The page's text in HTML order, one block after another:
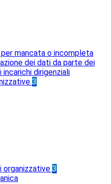
per mancata o incompleta
dei dati da parte dei
dirigenziali
3
organizzative 3